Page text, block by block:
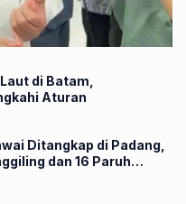
di Batam,
Aturan
Ditangkap di Padang,
dan 16 Paruh